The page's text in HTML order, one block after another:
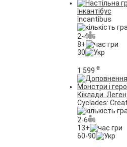
Інкантібус
Incantibus
2-4
8+
30
1 599 ₴
Кіклади.
Cyclades:
2-6
13+
60-90